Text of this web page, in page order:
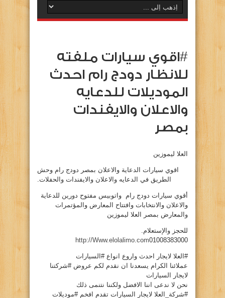
#اقوي سيارات ملفته
للانظار دودج رام احدث
الموديلات للدعايه
والاعلان والايفندات
بمصر
العلا ليموزين
اقوي سيارات الدعاية والاعلان بمصر دودج رام وحش
الطريق في الدعايه والاعلان والايفندات والحفلات.
أقوي سيارات دودج رام واتوبيس مفتوح دورين للدعاية
والاعلان والانتخابات وافتتاح المعارض والمؤتمرات
والمعارض بمصر العلا ليموزين
للحجز والإستعلام.
http://Www.elolalimo.com01008383000
#العلا لايجار احدث واروع انواع #السيارات
عملائنا الكرام يسعدنا ان نقدم لكم عروض #شركتنا
لايجار السيارات
نحن لا ندعى اننا الافضل ولكننا نتنمى ذلك
#شركة_العلا لايجار السيارات تقدم افخم #موديلات